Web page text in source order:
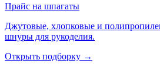
Прайс на шпагаты
Джутовые, хлопковые и
шнуры для рукоделия.
Открыть подборку →